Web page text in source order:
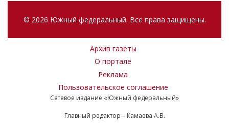
© 2026 Южный федеральный. Все права защищены.
Архив газеты
О портале
Реклама
Пользовательское соглашение
Сетевое издание «Южный федеральный»
Главный редактор – Камаева А.В.